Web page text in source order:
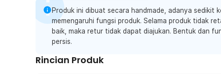
Toko Jakarta Barat
Senin -
Toko Jakarta Utara
Senin -
Produk ini dibuat secara handmade, adanya sedikit
memengaruhi fungsi produk. Selama produk tidak
baik, maka retur tidak dapat diajukan. Bentuk dan
persis.
Rincian Produk